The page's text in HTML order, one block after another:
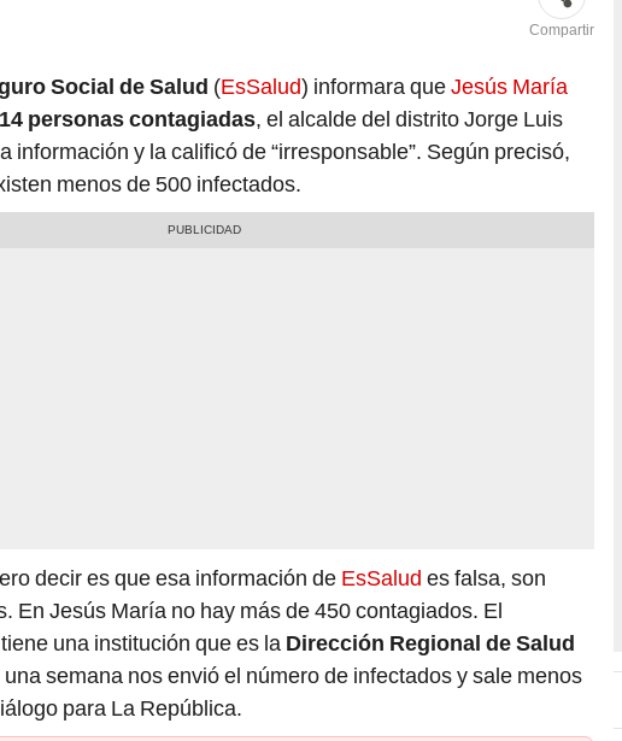
Compartir
Social de Salud (EsSalud) informara queJesús María
personas contagiadas, el alcalde del distrito Jorge Luis
información y la calificó de “irresponsable”. Según precisó,
menos de 500 infectados.
decir es que esa información de EsSalud es falsa, son
En Jesús María no hay más de 450 contagiados. El
tiene una institución que es la Dirección Regional de Salud
semana nos envió el número de infectados y sale menos
para La República.